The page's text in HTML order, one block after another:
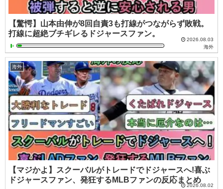
【驚愕】山本由伸が8回自責3も打線がつながらず敗戦。
打線に超絶ブチギレるドジャースファン。
2026.08.03
海外
海外
【マジかよ】スクーバルがトレードでドジャースへ!喜ぶ
ドジャースファン、発狂するMLBファンの反応まとめ
2026.08.02